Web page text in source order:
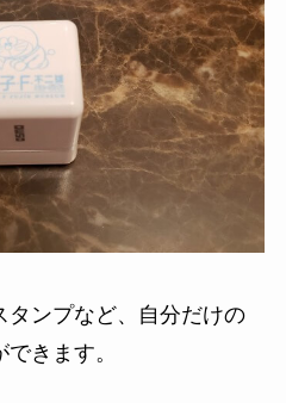
タンプなど、自分だけの
きます。